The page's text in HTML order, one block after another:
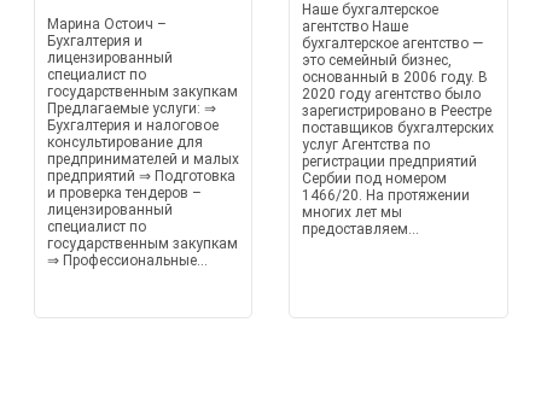
Марина Остоич –
Бухгалтерия и
лицензированный
специалист по
государственным закупкам
Предлагаемые услуги: ⇒
Бухгалтерия и налоговое
консультирование для
предпринимателей и малых
предприятий ⇒ Подготовка
и проверка тендеров –
лицензированный
специалист по
государственным закупкам
⇒ Профессиональные...
Наше бухгалтерское
агентство Наше
бухгалтерское агентство —
это семейный бизнес,
основанный в 2006 году. В
2020 году агентство было
зарегистрировано в Реестре
поставщиков бухгалтерских
услуг Агентства по
регистрации предприятий
Сербии под номером
1466/20. На протяжении
многих лет мы
предоставляем...